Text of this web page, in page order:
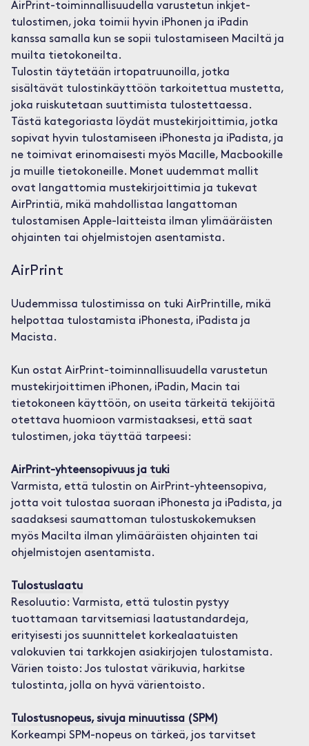
AirPrint-toiminnallisuudella varustetun inkjet-
tulostimen, joka toimii hyvin iPhonen ja iPadin
kanssa samalla kun se sopii tulostamiseen Maciltä ja
muilta tietokoneilta.
Tulostin täytetään irtopatruunoilla, jotka
sisältävät tulostinkäyttöön tarkoitettua mustetta,
joka ruiskutetaan suuttimista tulostettaessa.
Tästä kategoriasta löydät mustekirjoittimia, jotka
sopivat hyvin tulostamiseen iPhonesta ja iPadista, ja
ne toimivat erinomaisesti myös Macille, Macbookille
ja muille tietokoneille. Monet uudemmat mallit
ovat langattomia mustekirjoittimia ja tukevat
AirPrintiä, mikä mahdollistaa langattoman
tulostamisen Apple-laitteista ilman ylimääräisten
ohjainten tai ohjelmistojen asentamista.
AirPrint
Uudemmissa tulostimissa on tuki AirPrintille, mikä
helpottaa tulostamista iPhonesta, iPadista ja
Macista.
Kun ostat AirPrint-toiminnallisuudella varustetun
mustekirjoittimen iPhonen, iPadin, Macin tai
tietokoneen käyttöön, on useita tärkeitä tekijöitä
otettava huomioon varmistaaksesi, että saat
tulostimen, joka täyttää tarpeesi:
AirPrint-yhteensopivuus ja tuki
Varmista, että tulostin on AirPrint-yhteensopiva,
jotta voit tulostaa suoraan iPhonesta ja iPadista, ja
saadaksesi saumattoman tulostuskokemuksen
myös Macilta ilman ylimääräisten ohjainten tai
ohjelmistojen asentamista.
Tulostuslaatu
Resoluutio: Varmista, että tulostin pystyy
tuottamaan tarvitsemiasi laatustandardeja,
erityisesti jos suunnittelet korkealaatuisten
valokuvien tai tarkkojen asiakirjojen tulostamista.
Värien toisto: Jos tulostat värikuvia, harkitse
tulostinta, jolla on hyvä värientoisto.
Tulostusnopeus, sivuja minuutissa (SPM)
Korkeampi SPM-nopeus on tärkeä, jos tarvitset